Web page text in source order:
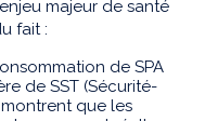
majeur de santé
fait :
de SPA
de SST (Sécurité-
que les